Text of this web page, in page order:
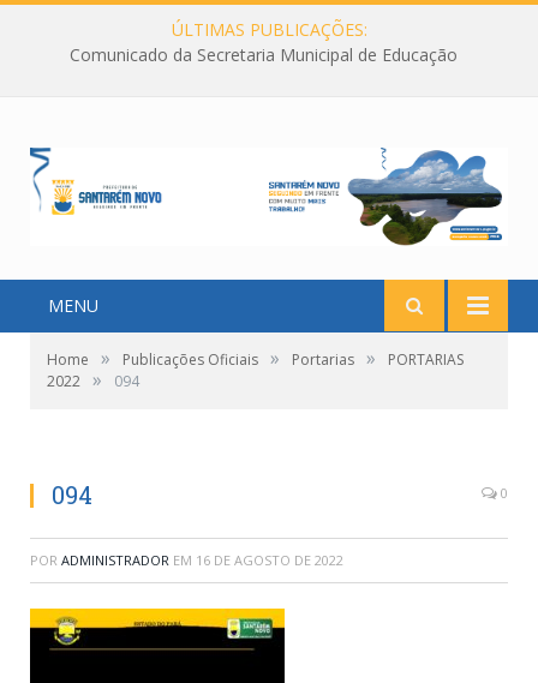
ÚLTIMAS PUBLICAÇÕES:
Comunicado da Secretaria Municipal de Educação
MENU
Home » Publicações Oficiais » Portarias »
PORTARIAS
2022 » 094
094 0
POR ADMINISTRADOR EM 16 DE AGOSTO DE 2022